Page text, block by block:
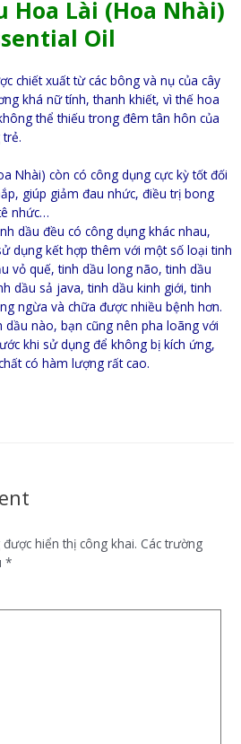
Hoa Lài (Hoa Nhài)
Oil
chiết xuất từ các bông và nụ của cây
khá nữ tính, thanh khiết, vì thế hoa
thể thiếu trong đêm tân hôn của
Nhài) còn có công dụng cực kỳ tốt đối
giúp giảm đau nhức, điều trị bong
nhức…
dầu đều có công dụng khác nhau,
dụng kết hợp thêm với một số loại tinh
vỏ quế, tinh dầu long não, tinh dầu
dầu sả java, tinh dầu kinh giới, tinh
ngừa và chữa được nhiều bệnh hơn.
dầu nào, bạn cũng nên pha loãng với
khi sử dụng để không bị kích ứng,
có hàm lượng rất cao.
hiển thị công khai. Các trường
*